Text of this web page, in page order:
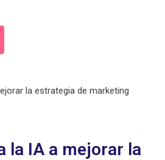
la IA a mejorar la